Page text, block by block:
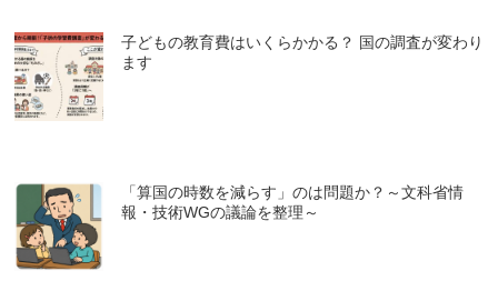
子どもの教育費はいくらかかる？ 国の調査が変わり
ます
「算国の時数を減らす」のは問題か？～文科省情
報・技術WGの議論を整理～